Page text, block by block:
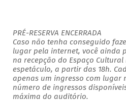
PRÉ-RESERVA ENCERRADA
Caso não tenha conseguido
lugar pela internet, você ainda
na recepção do Espaço Cultural
espetáculo, a partir das 18h.
apenas um ingresso com lugar
número de ingressos
máxima do auditório. ​